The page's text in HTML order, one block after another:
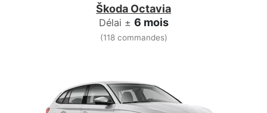
Škoda Octavia
Délai ± 6 mois
(118 commandes)